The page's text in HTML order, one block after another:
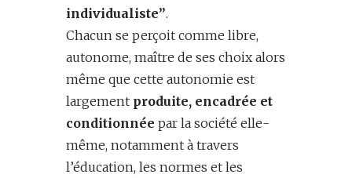
individualiste”.
Chacun se perçoit comme libre,
autonome, maître de ses choix alors
même que cette autonomie est
largement produite, encadrée et
conditionnée par la société elle-
même, notamment à travers
l’éducation, les normes et les